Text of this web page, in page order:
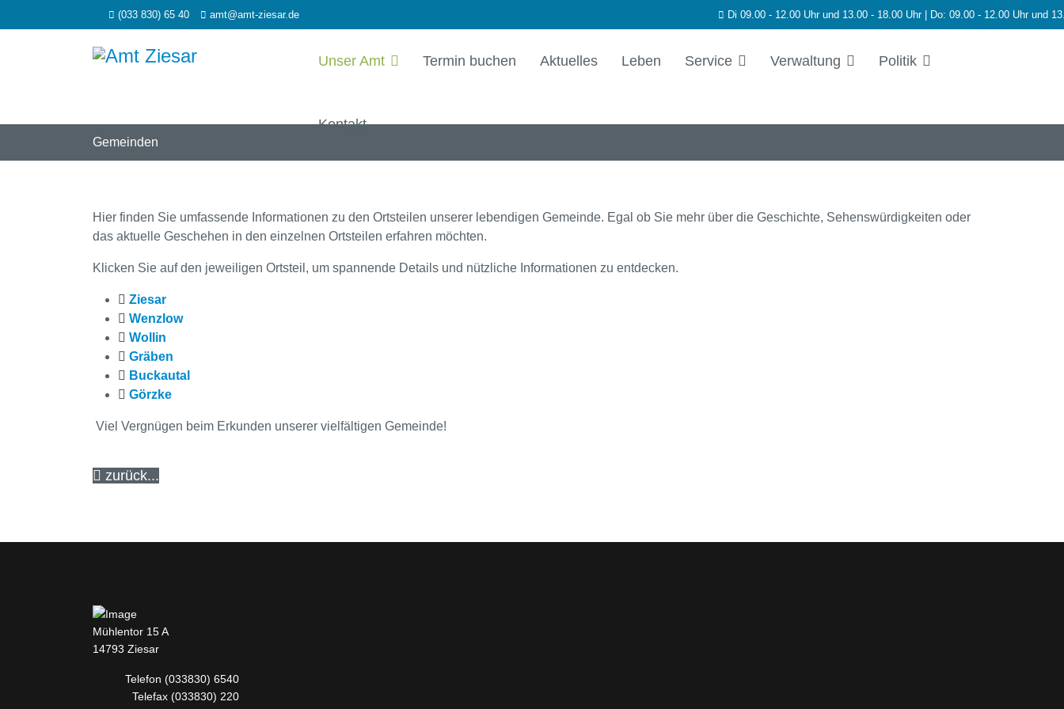
(033 830) 65 40 amt@amt-ziesar.de Di 09.00 - 12.00 Uhr und 13.00 - 18.00 Uhr | Do: 09.00 - 12.00 Uhr und
Unser Amt Termin buchen Aktuelles Leben Service Verwaltung Politik
Kontakt
Gemeinden
Hier finden Sie umfassende Informationen zu den Ortsteilen unserer lebendigen Gemeinde. Egal ob Sie mehr über die Geschichte, Sehenswürdigkeiten oder
das aktuelle Geschehen in den einzelnen Ortsteilen erfahren möchten.
Klicken Sie auf den jeweiligen Ortsteil, um spannende Details und nützliche Informationen zu entdecken.
Ziesar
Wenzlow
Wollin
Gräben
Buckautal
Görzke
Viel Vergnügen beim Erkunden unserer vielfältigen Gemeinde!
zurück...
Mühlentor 15 A
14793 Ziesar
Telefon (033830) 6540
Telefax (033830) 220